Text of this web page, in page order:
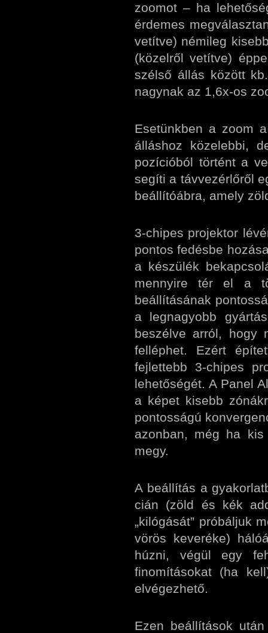
zoomot – ha
érdemes
vetítve) némileg
(közelről vetítve)
szélső állás között
nagynak az 1,6x-os
Esetünkben a zoom
álláshoz közelebbi,
pozícióból történt a
segíti a távvezérlőről
beállítóábra, amely
3-chipes projektor
pontos fedésbe
a készülék
mennyire tér el a
beállításának
a legnagyobb
beszélve arról, hogy
felléphet. Ezért
fejlettebb 3-chipes
lehetőségét. A Panel
a képet kisebb
pontosságú
azonban, még ha
megy.
A beállítás a
cián (zöld és kék
„kilógását” próbáljuk
vörös keveréke)
húzni, végül egy
finomításokat (ha
elvégezhető.
Ezen beállítások